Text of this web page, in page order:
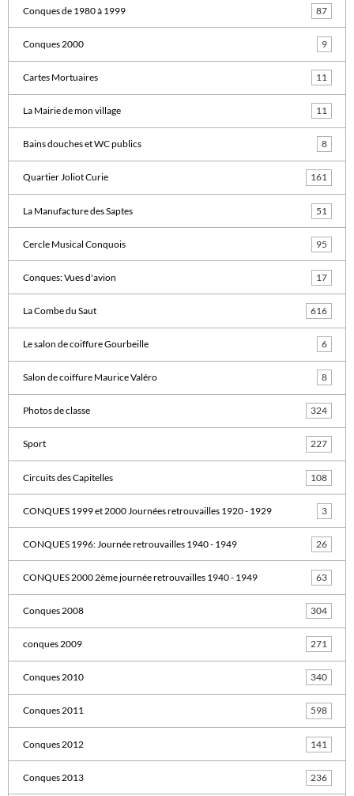
Conques de 1980 à 1999 87
Conques 2000 9
Cartes Mortuaires 11
La Mairie de mon village 11
Bains douches et WC publics 8
Quartier Joliot Curie 161
La Manufacture des Saptes 51
Cercle Musical Conquois 95
Conques: Vues d'avion 17
La Combe du Saut 616
Le salon de coiffure Gourbeille 6
Salon de coiffure Maurice Valéro 8
Photos de classe 324
Sport 227
Circuits des Capitelles 108
CONQUES 1999 et 2000 Journées retrouvailles 1920 - 1929 3
CONQUES 1996: Journée retrouvailles 1940 - 1949 26
CONQUES 2000 2ème journée retrouvailles 1940 - 1949 63
Conques 2008 304
conques 2009 271
Conques 2010 340
Conques 2011 598
Conques 2012 141
Conques 2013 236